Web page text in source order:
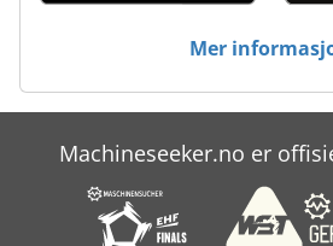
Mer
Machineseeker.no er